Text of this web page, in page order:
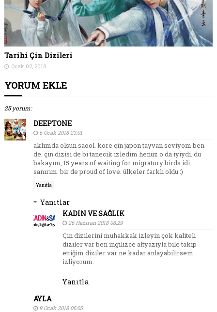
Tarihi Çin Dizileri
Ocak 02, 2018
YORUM EKLE
25 yorum:
DEEPTONE
6 Ocak 2018 23:01
aklımda olsun saool. kore çin japon tayvan seviyom ben
de. çin dizisi de bi tanecik izledim henüz o da iyiydi. du
bakayım, 15 years of waiting for migratory birds idi
sanırım. bir de proud of love. ülkeler farklı oldu :)
Yanıtla
Yanıtlar
KADIN VE SAĞLIK
26 Haziran 2018 08:29
Çin dizilerini muhakkak izleyin çok kaliteli
diziler var ben ingilizce altyazıyla bile takip
ettiğim diziler var ne kadar anlayabilirsem
izliyorum.
Yanıtla
AYLA
9 Ocak 2018 06:05